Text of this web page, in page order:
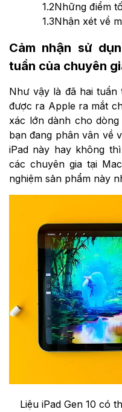
1.2Những điểm
1.3Nhận xét về
Cảm nhận sử
tuần của chuyên
Như vậy là đã hai
được ra Apple ra mắt
xác lớn dành cho
bạn đang phân vân về
iPad này hay không
các chuyên gia tại
nghiệm sản phẩm này
Liệu iPad Gen 10 có